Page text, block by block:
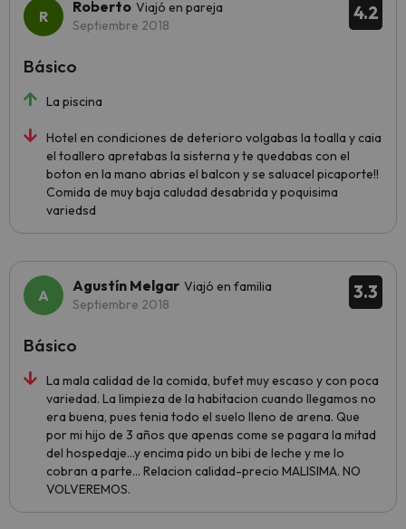
4.2
Roberto Viajó en pareja
Septiembre 2018
La piscina
Hotel en condiciones de deterioro volgabas la toalla y caia
el toallero apretabas la sisterna y te quedabas con el
boton en la mano abrias el balcon y se saluacel picaporte!!
Comida de muy baja caludad desabrida y poquisima
variedsd
Básico
3.3
Agustín Melgar Viajó en familia
Septiembre 2018
La mala calidad de la comida, bufet muy escaso y con poca
variedad. La limpieza de la habitacion cuando llegamos no
era buena, pues tenia todo el suelo lleno de arena. Que
por mi hijo de 3 años que apenas come se pagara la mitad
del hospedaje...y encima pido un bibi de leche y me lo
cobran a parte... Relacion calidad-precio MALISIMA. NO
VOLVEREMOS.
Básico